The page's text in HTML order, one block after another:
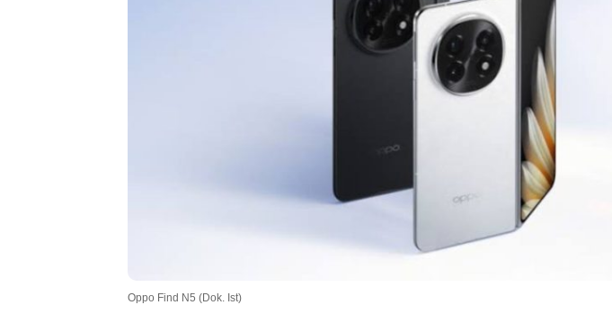
Oppo Find N5 (Dok. Ist)